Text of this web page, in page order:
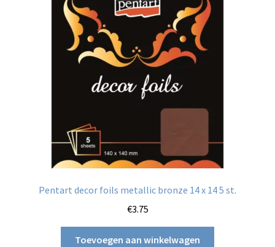
Pentart decor foils metallic bronze 14 x 14 5 st.
€3.75
Toevoegen aan winkelwagen